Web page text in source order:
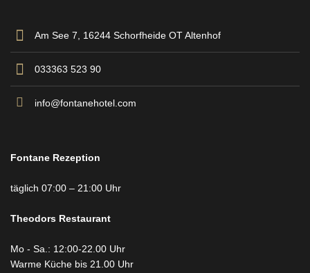
Am See 7, 16244 Schorfheide OT Altenhof
033363 523 90
info@fontanehotel.com
Fontane Rezeption
täglich 07:00 – 21:00 Uhr
Theodors Restaurant
Mo - Sa.: 12:00-22.00 Uhr
Warme Küche bis 21.00 Uhr